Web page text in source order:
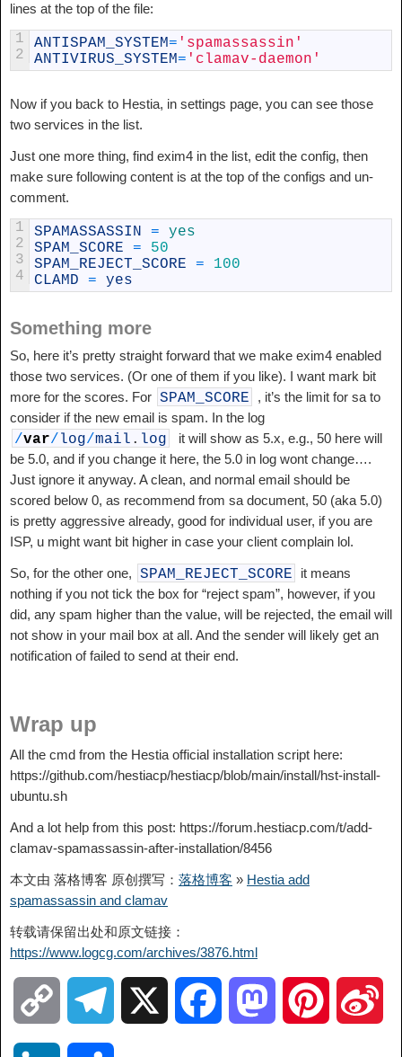
lines at the top of the file:
1
2
ANTISPAM_SYSTEM= 'spamassassin'
ANTIVIRUS_SYSTEM= 'clamav-daemon'
Now if you back to Hestia, in settings page, you can see those
two services in the list.
Just one more thing, find exim4 in the list, edit the config, then
make sure following content is at the top of the configs and un-
comment.
1
2
3
4
SPAMASSASSIN =
yes
SPAM_SCORE
=
50
SPAM_REJECT_SCORE
=
100
CLAMD
= yes
Something more
So, here it’s pretty straight forward that we make exim4 enabled
those two services. (Or one of them if you like). I want mark bit
more for the scores. For SPAM_SCORE
, it’s the limit for sa to
consider if the new email is spam. In the log
/var/ log/mail . log
it will show as 5.x, e.g., 50 here will
be 5.0, and if you change it here, the 5.0 in log wont change….
Just ignore it anyway. A clean, and normal email should be
scored below 0, as recommend from sa document, 50 (aka 5.0)
is pretty aggressive already, good for individual user, if you are
ISP, u might want bit higher in case your client complain lol.
So, for the other one, SPAM_REJECT_SCORE
it means
nothing if you not tick the box for “reject spam”, however, if you
did, any spam higher than the value, will be rejected, the email will
not show in your mail box at all. And the sender will likely get an
notification of failed to send at their end.
Wrap up
All the cmd from the Hestia official installation script here:
https://github.com/hestiacp/hestiacp/blob/main/install/hst-install-
ubuntu.sh
And a lot help from this post: https://forum.hestiacp.com/t/add-
clamav-spamassassin-after-installation/8456
本文由 落格博客 原创撰写： 落格博客 » Hestia add
spamassassin and clamav
转载请保留出处和原文链接：
https://www.logcg.com/archives/3876.html
o